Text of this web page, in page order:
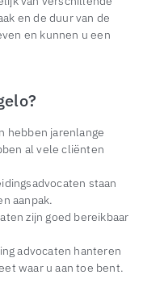
en de duur van de
en kunnen u een
hebben jarenlange
al vele cliënten
staan
aanpak.
zijn goed bereikbaar
advocaten hanteren
waar u aan toe bent.